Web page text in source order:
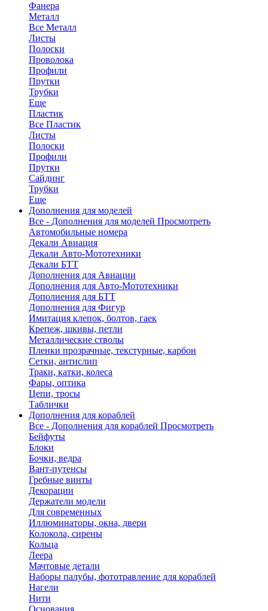
Фанера
Металл
Все Металл
Листы
Полоски
Проволока
Профили
Прутки
Трубки
Еще
Пластик
Все Пластик
Листы
Полоски
Профили
Прутки
Сайдинг
Трубки
Еще
Дополнения для моделей
Все - Дополнения для моделей Просмотреть
Автомобильные номера
Декали Авиация
Декали Авто-Мототехники
Декали БТТ
Дополнения для Авиации
Дополнения для Авто-Мототехники
Дополнения для БТТ
Дополнения для Фигур
Имитация клепок, болтов, гаек
Крепеж, шкивы, петли
Металлические стволы
Пленки прозрачные, текстурные, карбон
Сетки, антислип
Траки, катки, колеса
Фары, оптика
Цепи, тросы
Таблички
Дополнения для кораблей
Все - Дополнения для кораблей Просмотреть
Бейфуты
Блоки
Бочки, ведра
Вант-путенсы
Гребные винты
Декорации
Держатели модели
Для современных
Иллюминаторы, окна, двери
Колокола, сирены
Кольца
Леера
Мачтовые детали
Наборы палубы, фототравление для кораблей
Нагели
Нити
Основания